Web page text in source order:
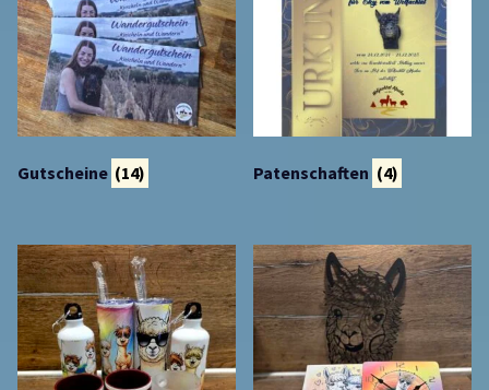
Gutscheine (14) Patenschaften (4)